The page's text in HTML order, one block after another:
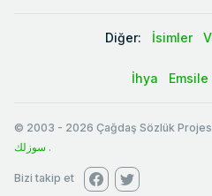
Diğer: İsimler
İhya Emsile
© 2003 - 2026 Çağdaş Sözlük
سوزلك .
Bizi takip et